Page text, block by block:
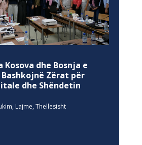
Kosova dhe Bosnja e
Zërat për
dhe Shëndetin
, Lajme, Thellesisht